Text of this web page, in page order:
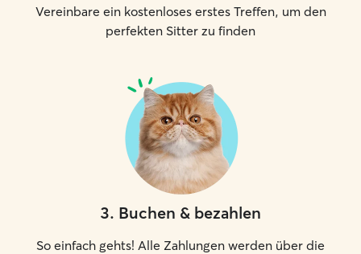
Vereinbare ein kostenloses erstes Treffen, um den
perfekten Sitter zu finden
3. Buchen & bezahlen
So einfach gehts! Alle Zahlungen werden über die